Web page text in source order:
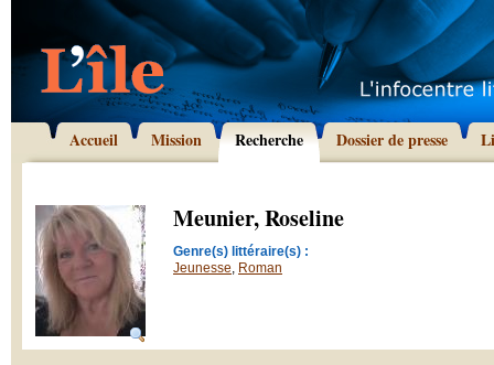
Accueil Mission Recherche Dossier de presse
Meunier, Roseline
Genre(s) littéraire(s) :
Jeunesse, Roman